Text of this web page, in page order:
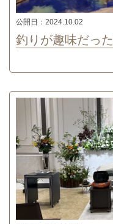
公開日： 2024.10.02
釣りが趣味だっ